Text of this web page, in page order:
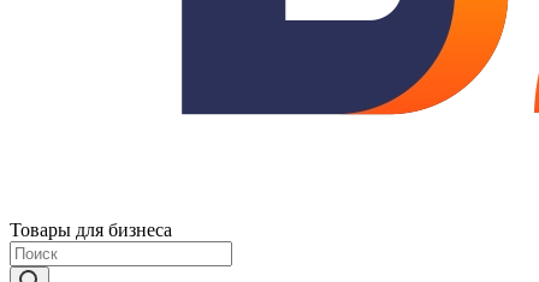
Товары для бизнеса